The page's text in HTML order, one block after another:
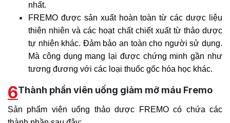
nhất.
FREMO được sản xuất hoàn toàn từ các dược liệu
thiên nhiên và các hoạt chất chiết xuất từ thảo dược
tự nhiên khác. Đảm bảo an toàn cho người sử dụng.
Mà công dụng mang lại được chứng minh gần như
tương đương với các loại thuốc gốc hóa học khác.
6Thành phần viên uống giảm mỡ máu Fremo
Sản phẩm viên uống thảo dược FREMO có chứa các